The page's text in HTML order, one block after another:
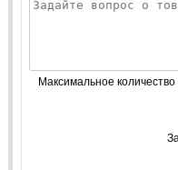
Максимальное